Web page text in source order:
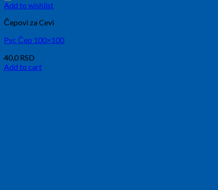
Add to wishlist
Čepovi za Cevi
Pvc Čep 100×100
40,0 RSD
Add to cart